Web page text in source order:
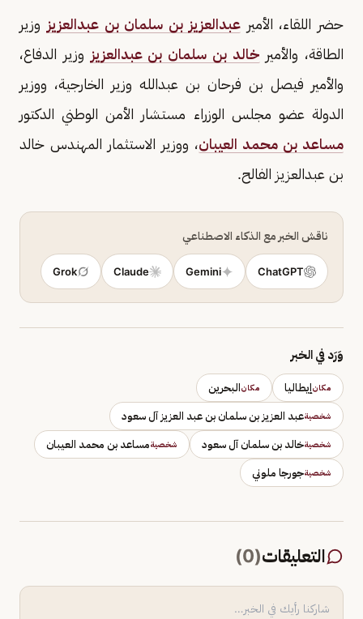
حضر اللقاء، الأميرعبدالعزيز بن سلمان بن عبدالعزيز وزير
الطاقة، والأمير خالد بن سلمان بن عبدالعزيز وزير الدفاع،
والأمير فيصل بن فرحان بن عبدالله وزير الخارجية، ووزير
الدولة عضو مجلس الوزراء مستشار الأمن الوطني الدكتور
مساعد بن محمد العيبان، ووزير الاستثمار المهندس خالد
بن عبدالعزيز الفالح.
ناقش الخبر مع الذكاء الاصطناعي
ChatGPT
Gemini
Claude
Grok
وَرَد في الخبر
مكانإيطاليا مكانالبحرين
شخصيةعبد العزيز بن سلمان بن عبد العزيز آل سعود
شخصيةخالد بن سلمان آل سعود شخصيةمساعد بن محمد العيبان
شخصيةجورجا ملوني
التعليقات(
0
)